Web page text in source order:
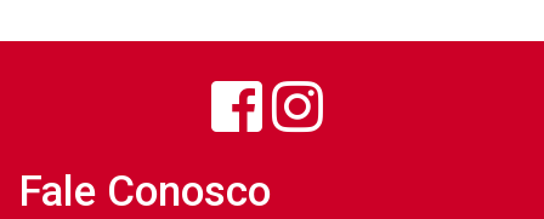
Fale Conosco